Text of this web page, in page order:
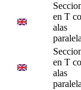
en T
alas
en T
alas